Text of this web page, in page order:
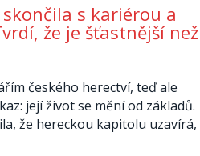
s kariérou a
že je šťastnější než
českého herectví, teď ale
její život se mění od základů.
že hereckou kapitolu uzavírá,